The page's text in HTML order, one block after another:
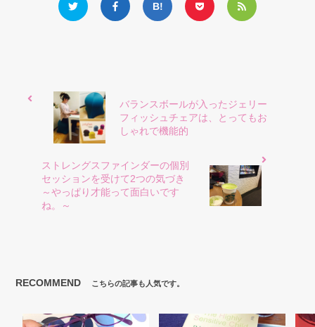
バランスボールが入ったジェリー
フィッシュチェアは、とってもお
しゃれで機能的
ストレングスファインダーの個別
セッションを受けて2つの気づき
～やっぱり才能って面白いです
ね。～
RECOMMEND こちらの記事も人気です。